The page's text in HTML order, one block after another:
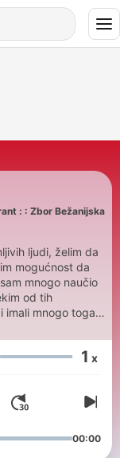
: : Zbor Bežanijska
ljudi, želim da
mogućnost da
od tih
imali mnogo toga
drugim
konferenciju
1 x
00:00